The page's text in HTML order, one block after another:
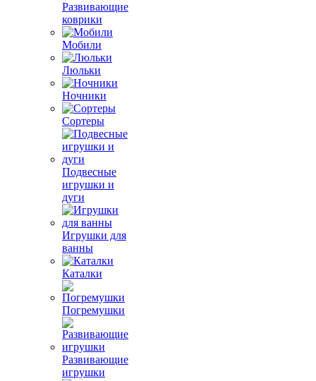
Развивающие
коврики
Мобили
Люльки
Ночники
Сортеры
Подвесные
игрушки и
дуги
Игрушки для
ванны
Каталки
Погремушки
Развивающие
игрушки